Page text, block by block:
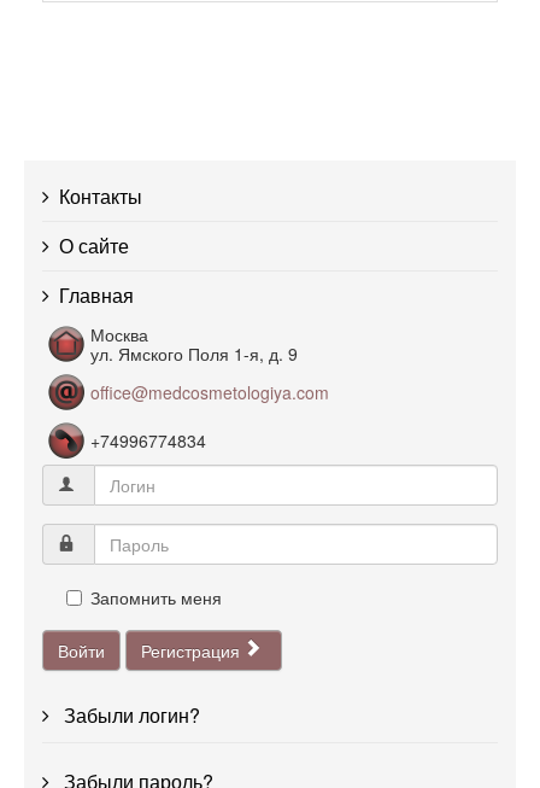
Контакты
О сайте
Главная
Москва
ул. Ямского Поля 1-я, д. 9
office@medcosmetologiya.com
+74996774834
Запомнить меня
Войти Регистрация
Забыли логин?
Забыли пароль?